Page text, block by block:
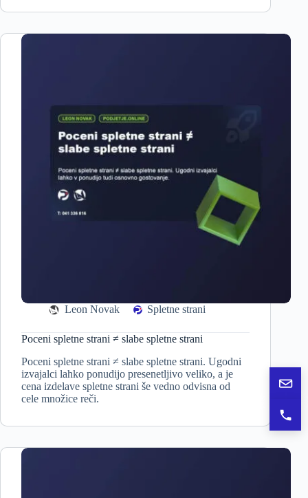
Leon Novak Spletne strani
Poceni spletne strani ≠ slabe spletne strani
Poceni spletne strani ≠ slabe spletne strani. Ugodni
izvajalci lahko ponudijo presenetljivo veliko, a je
cena izdelave spletne strani še vedno odvisna od
cele množice reči.